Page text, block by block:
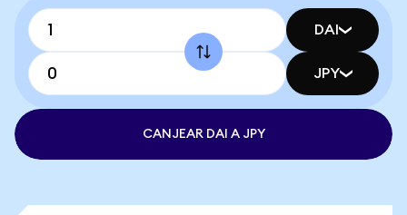
DAI
JPY
CANJEAR DAI A JPY